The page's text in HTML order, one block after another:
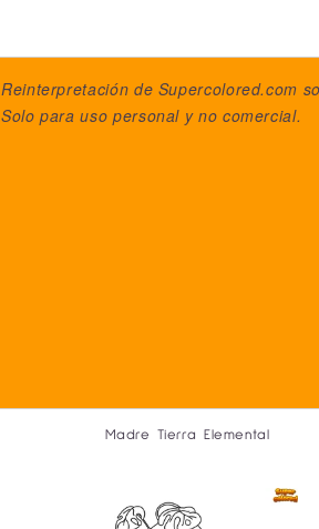
Reinterpretación de Supercolored.com
Solo para uso personal y no comercial.
Madre Tierra Elemental